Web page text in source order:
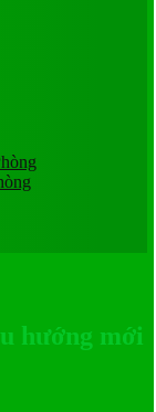
hướng mới